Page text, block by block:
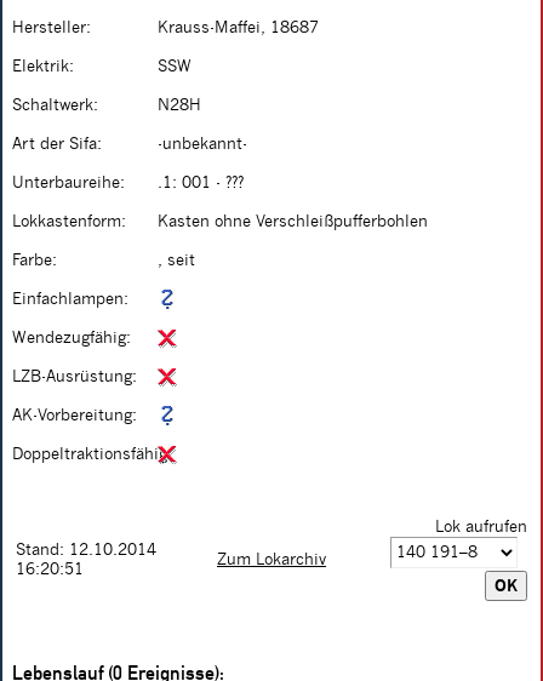
Hersteller: Krauss-Maffei, 18687
Elektrik: SSW
Schaltwerk: N28H
Art der Sifa: -unbekannt-
Unterbaureihe: .1: 001 - ???
Lokkastenform: Kasten ohne Verschleißpufferbohlen
Farbe: , seit
Einfachlampen:
Wendezugfähig:
LZB-Ausrüstung:
AK-Vorbereitung:
Doppeltraktionsfähig:
Stand: 12.10.2014
16:20:51
Zum Lokarchiv
Lok aufrufen
Lebenslauf (0 Ereignisse):